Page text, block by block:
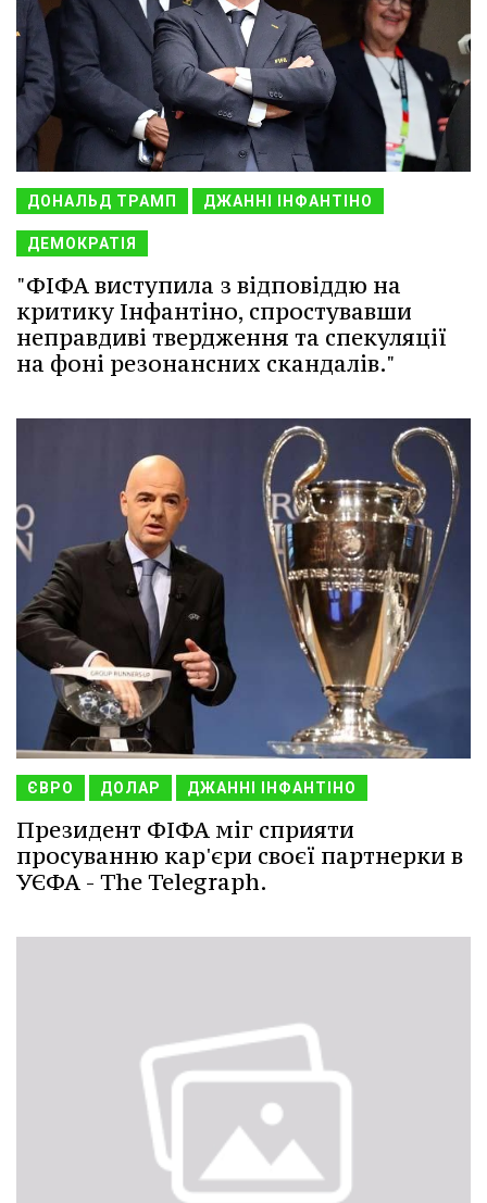
ДОНАЛЬД ТРАМП ДЖАННІ ІНФАНТІНО
ДЕМОКРАТІЯ
"ФІФА виступила з відповіддю на
критику Інфантіно, спростувавши
неправдиві твердження та спекуляції
на фоні резонансних скандалів."
ЄВРО ДОЛАР ДЖАННІ ІНФАНТІНО
Президент ФІФА міг сприяти
просуванню кар'єри своєї партнерки в
УЄФА - The Telegraph.